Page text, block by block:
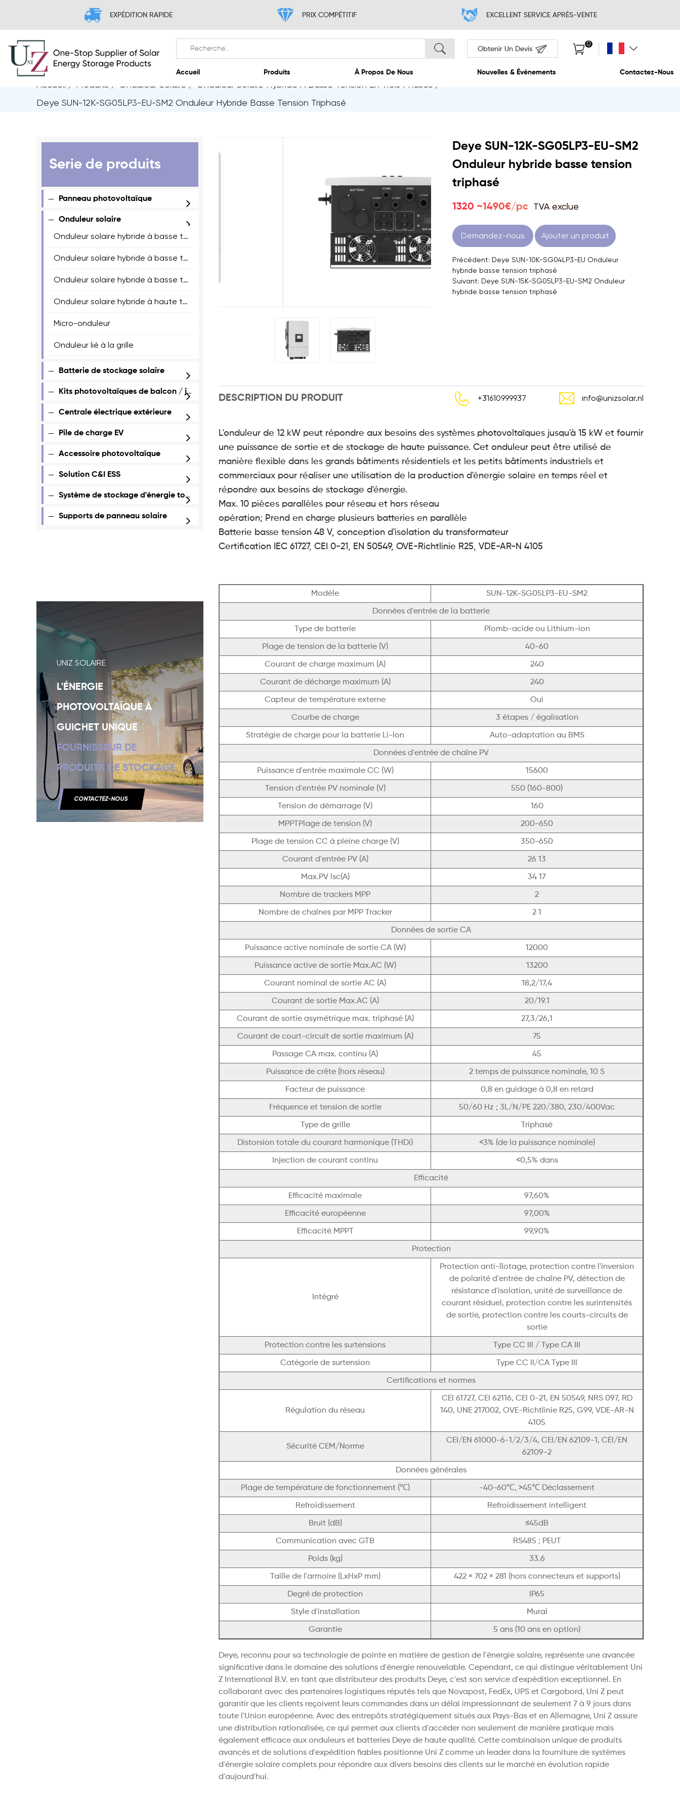
EXPÉDITION RAPIDE
Accueil Produits
Accueil / Produits / Onduleur Solaire / Onduleur Solaire Hybride À Basse Tension En Trois Phases /
Deye SUN-12K-SG05LP3-EU-SM2 Onduleur Hybride Basse Tension Triphasé
Serie de produits
Panneau photovoltaïque
Onduleur solaire
Onduleur solaire hybride à basse tension divisé
Onduleur solaire hybride à basse tension monophasé
Onduleur solaire hybride à basse tension en trois phases
Onduleur solaire hybride à haute tension en trois phases
Micro-onduleur
Onduleur lié à la grille
Batterie de stockage solaire
Kits photovoltaïques de balcon / jardin
Centrale électrique extérieure
Pile de charge EV
Accessoire photovoltaïque
Solution C&I ESS
Système de stockage d'énergie tout-en-un
Supports de panneau solaire
UNIZ SOLAIRE
L'ÉNERGIE
PHOTOVOLTAÏQUE À
GUICHET UNIQUE
FOURNISSEUR DE
PRODUITS DE STOCKAGE.
CONTACTEZ-NOUS
Deye SUN-12K-SG05LP3-EU-SM2
Onduleur hybride basse tension
triphasé
1320 ~1490€/pc TVA exclue
Demandez-nous Ajouter un produit
Précédent: Deye SUN-10K-SG04LP3-EU Onduleur
hybride basse tension triphasé
Suivant: Deye SUN-15K-SG05LP3-EU-SM2 Onduleur
hybride basse tension triphasé
DESCRIPTION DU PRODUIT +31610999937 info@unizsolar.nl
L'onduleur de 12 kW peut répondre aux besoins des systèmes photovoltaïques jusqu'à 15 kW et fournir
une puissance de sortie et de stockage de haute puissance. Cet onduleur peut être utilisé de
manière flexible dans les grands bâtiments résidentiels et les petits bâtiments industriels et
commerciaux pour réaliser une utilisation de la production d'énergie solaire en temps réel et
répondre aux besoins de stockage d'énergie.
Max. 10 pièces parallèles pour réseau et hors réseau
opération; Prend en charge plusieurs batteries en parallèle
Batterie basse tension 48 V, conception d'isolation du transformateur
Certification IEC 61727, CEI 0-21, EN 50549, OVE-Richtlinie R25, VDE-AR-N 4105
Modèle SUN-12K-SG05LP3-EU-SM2
Données d'entrée de la batterie
Type de batterie Plomb-acide ou Lithium-ion
Plage de tension de la batterie (V) 40-60
Courant de charge maximum (A) 240
Courant de décharge maximum (A) 240
Capteur de température externe Oui
Courbe de charge 3 étapes / égalisation
Stratégie de charge pour la batterie Li-lon Auto-adaptation au BMS
Données d'entrée de chaîne PV
Puissance d'entrée maximale CC (W) 15600
Tension d'entrée PV nominale (V) 550 (160-800)
Tension de démarrage (V) 160
MPPTPlage de tension (V) 200-650
Plage de tension CC à pleine charge (V) 350-650
Courant d'entrée PV (A) 26 13
Max.PV lsc(A) 34 17
Nombre de trackers MPP 2
Nombre de chaînes par MPP Tracker 2 1
Données de sortie CA
Puissance active nominale de sortie CA (W) 12000
Puissance active de sortie Max.AC (W) 13200
Courant nominal de sortie AC (A) 18,2/17,4
Courant de sortie Max.AC (A) 20/19.1
Courant de sortie asymétrique max. triphasé (A) 27,3/26,1
Courant de court-circuit de sortie maximum (A) 75
Passage CA max. continu (A) 45
Puissance de crête (hors réseau) 2 temps de puissance nominale, 10 S
Facteur de puissance 0,8 en guidage à 0,8 en retard
Fréquence et tension de sortie 50/60 Hz ; 3L/N/PE 220/380, 230/400Vac
Type de grille Triphasé
Distorsion totale du courant harmonique (THDi) <3% (de la puissance nominale)
Injection de courant continu <0,5% dans
Efficacité
Efficacité maximale 97,60%
Efficacité européenne 97,00%
Efficacité MPPT 99,90%
Protection
Intégré
Protection anti-îlotage, protection contre l'inversion
de polarité d'entrée de chaîne PV, détection de
résistance d'isolation, unité de surveillance de
courant résiduel, protection contre les surintensités
de sortie, protection contre les courts-circuits de
sortie
Protection contre les surtensions Type CC III / Type CA III
Catégorie de surtension Type CC II/CA Type III
Certifications et normes
Régulation du réseau
CEI 61727, CEI 62116, CEI 0-21, EN 50549, NRS 097, RD
140, UNE 217002, OVE-Richtlinie R25, G99, VDE-AR-N
4105
Sécurité CEM/Norme
CEI/EN 61000-6-1/2/3/4, CEI/EN 62109-1, CEI/EN
62109-2
Données générales
Plage de température de fonctionnement (℃) -40-60℃, >45℃ Déclassement
Refroidissement Refroidissement intelligent
Bruit (dB) ≤45dB
Communication avec GTB RS485 ; PEUT
Poids (kg) 33.6
Taille de l'armoire (LxHxP mm) 422 × 702 × 281 (hors connecteurs et supports)
Degré de protection IP65
Style d'installation Mural
Garantie 5 ans (10 ans en option)
Deye, reconnu pour sa technologie de pointe en matière de gestion de l'énergie solaire, représente une avancée
significative dans le domaine des solutions d'énergie renouvelable. Cependant, ce qui distingue véritablement Uni
Z International B.V. en tant que distributeur des produits Deye, c'est son service d'expédition exceptionnel. ​En
collaborant avec des partenaires logistiques réputés tels que Novapost, FedEx, UPS et Cargobord, Uni Z peut
garantir que les clients reçoivent leurs commandes dans un délai impressionnant de seulement 7 à 9 jours dans
toute l'Union européenne.​ Avec des entrepôts stratégiquement situés aux Pays-Bas et en Allemagne, Uni Z assure
une distribution rationalisée, ce qui permet aux clients d'accéder non seulement de manière pratique mais
également efficace aux onduleurs et batteries Deye de haute qualité. Cette combinaison unique de produits
avancés et de solutions d'expédition fiables positionne Uni Z comme un leader dans la fourniture de systèmes
d'énergie solaire complets pour répondre aux divers besoins des clients sur le marché en évolution rapide
d'aujourd'hui.